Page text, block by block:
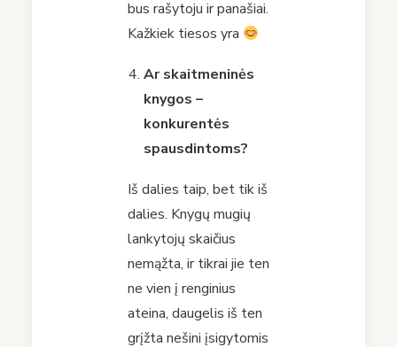
bus rašytoju ir panašiai.
Kažkiek tiesos yra
Ar skaitmeninės
knygos –
konkurentės
spausdintoms?
Iš dalies taip, bet tik iš
dalies. Knygų mugių
lankytojų skaičius
nemąžta, ir tikrai jie ten
ne vien į renginius
ateina, daugelis iš ten
grįžta nešini įsigytomis